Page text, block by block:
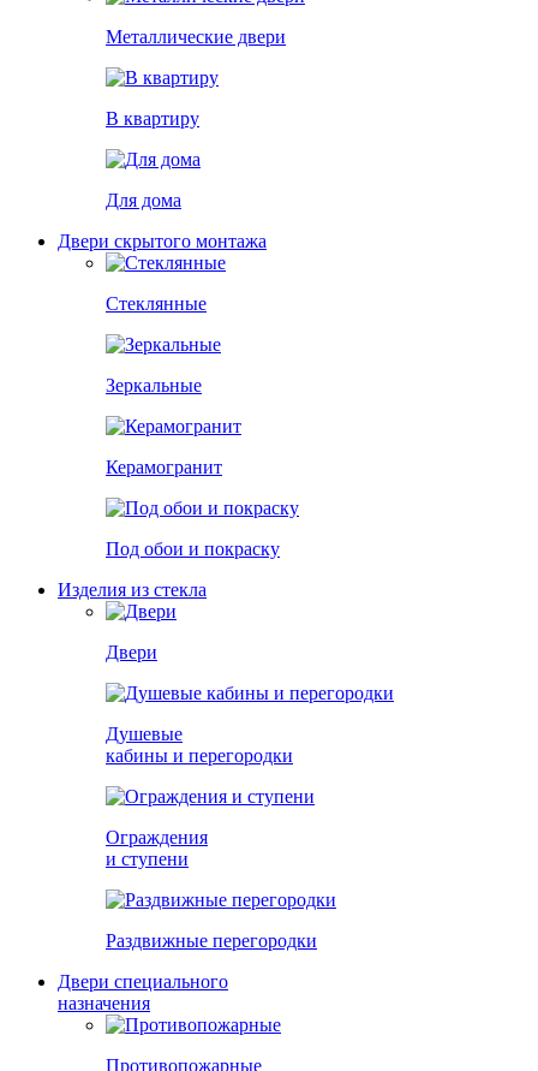
Металлические двери
В квартиру
Для дома
Двери скрытого монтажа
Стеклянные
Зеркальные
Керамогранит
Под обои и покраску
Изделия из стекла
Двери
Душевые
кабины и перегородки
Ограждения
и ступени
Раздвижные перегородки
Двери специального
назначения
Противопожарные